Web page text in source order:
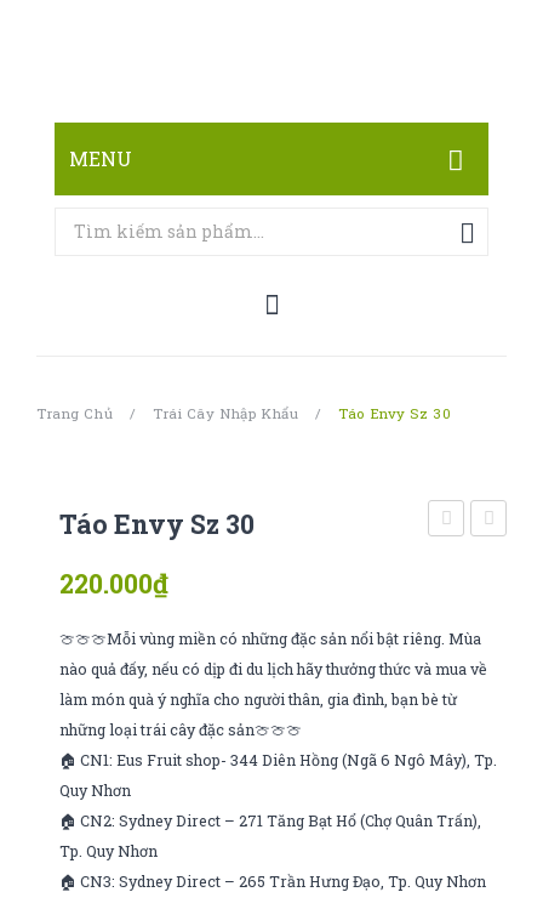
MENU
TRANG CHỦ
Trang Chủ / Trái Cây Nhập Khẩu / Táo Envy Sz 30
Táo Envy Sz 30
220.000₫
🍈🍈🍈Mỗi vùng miền có những đặc sản nổi bật riêng. Mùa
nào quả đấy, nếu có dịp đi du lịch hãy thưởng thức và mua về
làm món quà ý nghĩa cho người thân, gia đình, bạn bè từ
những loại trái cây đặc sản🍈🍈🍈
🏠 CN1: Eus Fruit shop- 344 Diên Hồng (Ngã 6 Ngô Mây), Tp.
Quy Nhơn
🏠 CN2: Sydney Direct – 271 Tăng Bạt Hổ (Chợ Quân Trấn),
Tp. Quy Nhơn
🏠 CN3: Sydney Direct – 265 Trần Hưng Đạo, Tp. Quy Nhơn